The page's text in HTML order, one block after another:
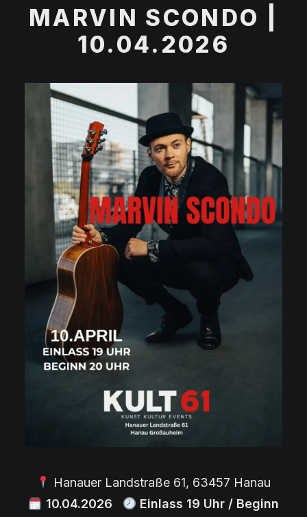
MARVIN SCONDO |
10.04.2026
Hanauer Landstraße 61, 63457 Hanau
10.04.2026 Einlass 19 Uhr / Beginn